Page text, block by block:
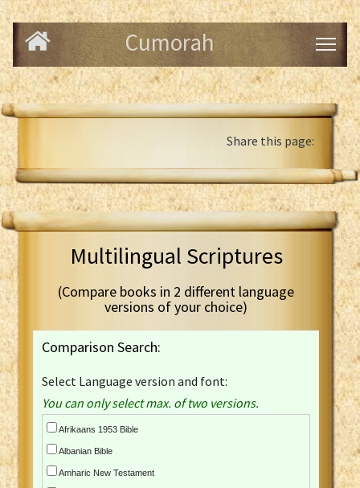
Cumorah
Share this page:
Multilingual Scriptures
(Compare books in 2 different language
versions of your choice)
Comparison Search:
Select Language version and font:
You can only select max. of two versions.
Afrikaans 1953 Bible
Albanian Bible
Amharic New Testament